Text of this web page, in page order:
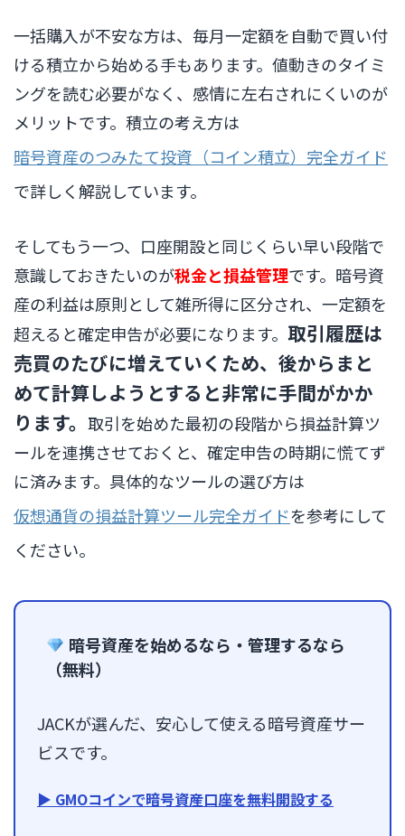
一括購入が不安な方は、毎月一定額を自動で買い付
ける積立から始める手もあります。値動きのタイミ
ングを読む必要がなく、感情に左右されにくいのが
メリットです。積立の考え方は
暗号資産のつみたて投資（コイン積立）完全ガイド
で詳しく解説しています。
そしてもう一つ、口座開設と同じくらい早い段階で
意識しておきたいのが税金と損益管理です。暗号資
産の利益は原則として雑所得に区分され、一定額を
超えると確定申告が必要になります。 取引履歴は
売買のたびに増えていくため、後からまと
めて計算しようとすると非常に手間がかか
ります。 取引を始めた最初の段階から損益計算ツ
ールを連携させておくと、確定申告の時期に慌てず
に済みます。具体的なツールの選び方は
仮想通貨の損益計算ツール完全ガイドを参考にして
ください。
暗号資産を始めるなら・管理するなら
（無料）
JACKが選んだ、安心して使える暗号資産サー
ビスです。
▶ GMOコインで暗号資産口座を無料開設する